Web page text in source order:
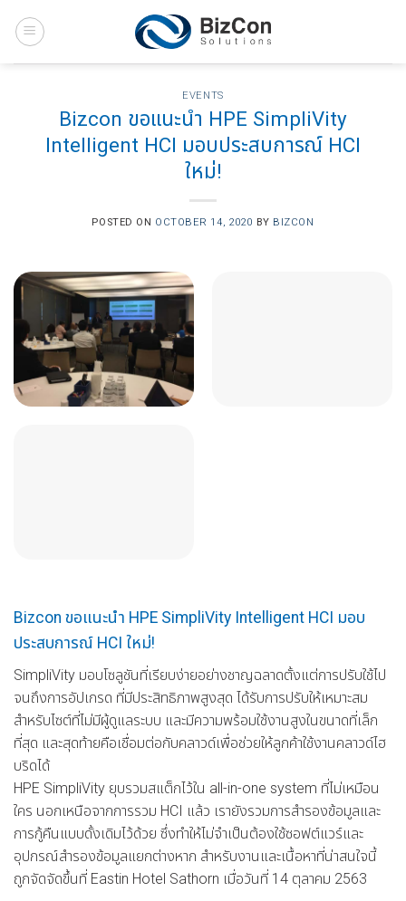
EVENTS
Bizcon ขอแนะนำ HPE SimpliVity
Intelligent HCI มอบประสบการณ์ HCI
ใหม่!
POSTED ON OCTOBER 14, 2020 BY BIZCON
Bizcon ขอแนะนำ HPE SimpliVity Intelligent HCI มอบ
ประสบการณ์ HCI ใหม่!
SimpliVity มอบโซลูชันที่เรียบง่ายอย่างชาญฉลาดตั้งแต่การปรับใช้ไป
จนถึงการอัปเกรด ที่มีประสิทธิภาพสูงสุด ได้รับการปรับให้เหมาะสม
สำหรับไซต์ที่ไม่มีผู้ดูแลระบบ และมีความพร้อมใช้งานสูงในขนาดที่เล็ก
ที่สุด และสุดท้ายคือเชื่อมต่อกับคลาวด์เพื่อช่วยให้ลูกค้าใช้งานคลาวด์ไฮ
บริดได้
HPE SimpliVity ยุบรวมสแต็กไว้ใน all-in-one system ที่ไม่เหมือน
ใคร นอกเหนือจากการรวม HCI แล้ว เรายังรวมการสำรองข้อมูลและ
การกู้คืนแบบดั้งเดิมไว้ด้วย ซึ่งทำให้ไม่จำเป็นต้องใช้ซอฟต์แวร์และ
อุปกรณ์สำรองข้อมูลแยกต่างหาก สำหรับงานและเนื้อหาที่น่าสนใจนี้
ถูกจัดจัดขึ้นที่ Eastin Hotel Sathorn เมื่อวันที่ 14 ตุลาคม 2563